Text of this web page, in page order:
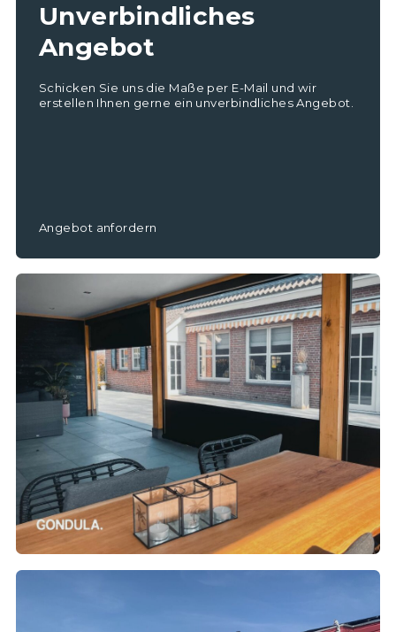
Unverbindliches
Angebot
Schicken Sie uns die Maße per E-Mail und wir
erstellen Ihnen gerne ein unverbindliches Angebot.
Angebot anfordern